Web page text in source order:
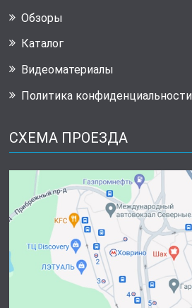
Обзоры
Каталог
Видеоматериалы
Политика конфиденциальности
СХЕМА ПРОЕЗДА